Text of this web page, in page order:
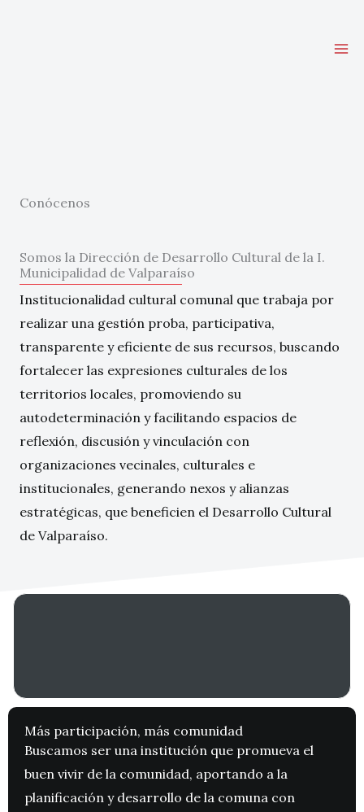
Conócenos
Somos la Dirección de Desarrollo Cultural de la I.
Municipalidad de Valparaíso
Institucionalidad cultural comunal que trabaja por
realizar una gestión proba, participativa,
transparente y eficiente de sus recursos, buscando
fortalecer las expresiones culturales de los
territorios locales, promoviendo su
autodeterminación y facilitando espacios de
reflexión, discusión y vinculación con
organizaciones vecinales, culturales e
institucionales, generando nexos y alianzas
estratégicas, que beneficien el Desarrollo Cultural
de Valparaíso.
Más participación, más comunidad
Buscamos ser una institución que promueva el
buen vivir de la comunidad, aportando a la
planificación y desarrollo de la comuna con